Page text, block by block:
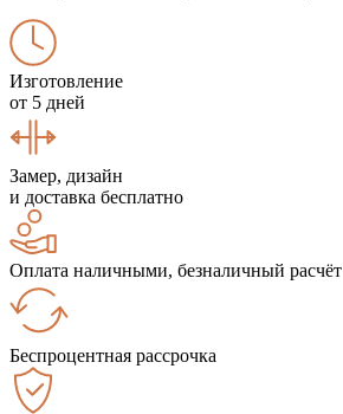
Изготовление
от 5 дней
Замер, дизайн
и доставка бесплатно
Оплата наличными, безналичный расчёт
Беспроцентная рассрочка